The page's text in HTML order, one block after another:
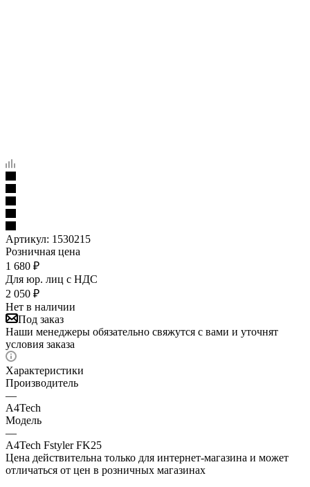
Артикул: 1530215
Розничная цена
1 680 ₽
Для юр. лиц c НДС
2 050 ₽
Нет в наличии
Под заказ
Наши менеджеры обязательно свяжутся с вами и уточнят
условия заказа
Характеристики
Производитель
—
A4Tech
Модель
—
A4Tech Fstyler FK25
Цена действительна только для интернет-магазина и может
отличаться от цен в розничных магазинах